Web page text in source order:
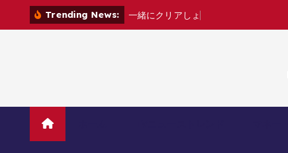
Trending News: 一緒に ク リ ア し ょ